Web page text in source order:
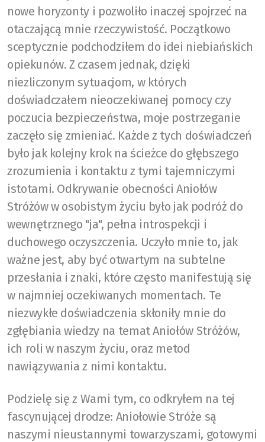
nowe horyzonty i pozwoliło inaczej spojrzeć na
otaczającą mnie rzeczywistość. Początkowo
sceptycznie podchodziłem do idei niebiańskich
opiekunów. Z czasem jednak, dzięki
niezliczonym sytuacjom, w których
doświadczałem nieoczekiwanej pomocy czy
poczucia bezpieczeństwa, moje postrzeganie
zaczęło się zmieniać. Każde z tych doświadczeń
było jak kolejny krok na ścieżce do głębszego
zrozumienia i kontaktu z tymi tajemniczymi
istotami. Odkrywanie obecności Aniołów
Stróżów w osobistym życiu było jak podróż do
wewnętrznego "ja", pełna introspekcji i
duchowego oczyszczenia. Uczyło mnie to, jak
ważne jest, aby być otwartym na subtelne
przesłania i znaki, które często manifestują się
w najmniej oczekiwanych momentach. Te
niezwykłe doświadczenia skłoniły mnie do
zgłębiania wiedzy na temat Aniołów Stróżów,
ich roli w naszym życiu, oraz metod
nawiązywania z nimi kontaktu.
Podzielę się z Wami tym, co odkryłem na tej
fascynującej drodze: Aniołowie Stróże są
naszymi nieustannymi towarzyszami, gotowymi